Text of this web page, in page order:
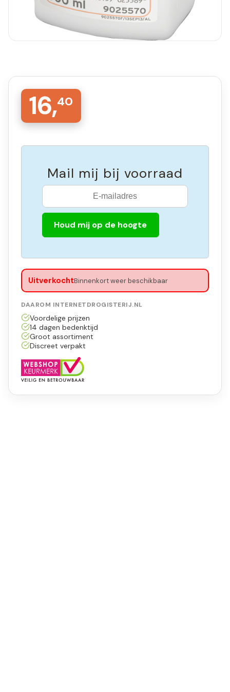
16,40
Mail mij bij voorraad
Houd mij op de hoogte
UitverkochtBinnenkort weer beschikbaar
DAAROM INTERNETDROGISTERIJ.NL
Voordelige prijzen
14 dagen bedenktijd
Groot assortiment
Discreet verpakt